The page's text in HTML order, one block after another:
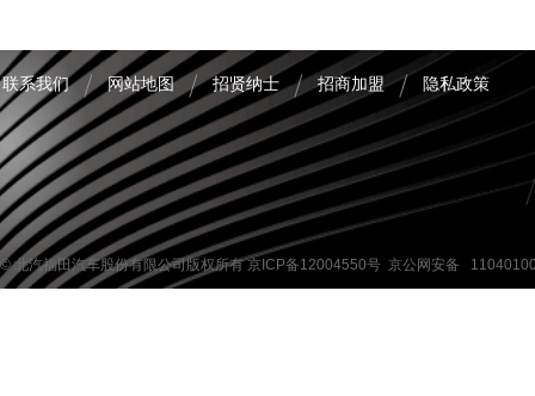
图雅诺特专-食品检测车
联系我们 网站地图 招贤纳士 招商加盟 隐私政策
© 北汽福田汽车股份有限公司版权所有京ICP备12004550号 京公网安备